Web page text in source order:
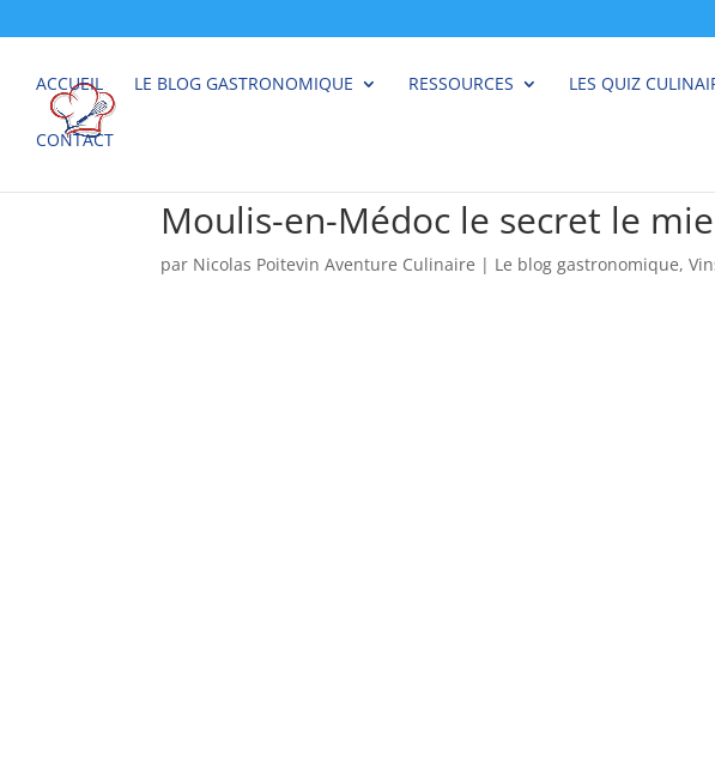
ACCUEIL LE BLOG GASTRONOMIQUE RESSOURCES LES QUIZ
CONTACT
Moulis-en-Médoc le secret le
par Nicolas Poitevin Aventure Culinaire | Le blog gastronomique,